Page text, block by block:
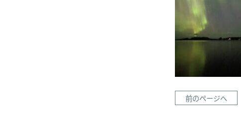
前のページへ